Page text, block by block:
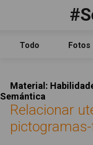
Todo
Fotos
Material:
Semántica
Relacionar
Facebook
Qué es
Guía de uso
Contacto
Legal
Política de uso
Aviso Legal